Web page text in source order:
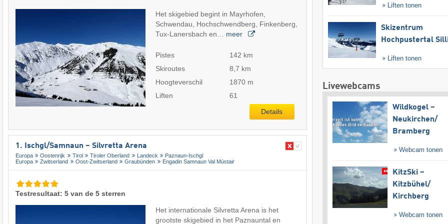
Het skigebied begint in Mayrhofen,
Schwendau, Hochschwendberg, Finkenberg,
Tux-Lanersbach en… meer
Pistes
142 km
Skiroutes
8,7 km
Hoogteverschil
1870 m
Liften
61
Details
1. Ischgl/​Samnaun – Silvretta Arena
Europa Oostenrijk Tirol Tiroler Oberland Landeck
Paznaun-Ischgl
Europa
Zwitserland Oost-Zwitserland Graubünden Engadin Samnaun Val Müstair
Testresultaat: 5 van de 5 sterren
Het internationale Silvretta Arena is het
grootste skigebied in het Paznauntal en
Liften tonen
Skizentrum
Hochpustertal
Liften tonen
Livewebcams
Wildkogel –
Neukirchen/​
Bramberg
Webcam tonen
KitzSki –
Kitzbühel/​
Kirchberg
Webcam tonen